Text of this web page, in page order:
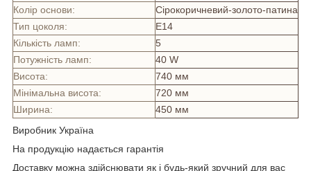
Колір основи:
Сірокоричневий-золото-патина
Тип цоколя:
E14
Кількість ламп:
5
Потужність ламп:
40 W
Висота:
740 мм
Мінімальна висота:
720 мм
Ширина:
450 мм
Виробник Україна
На продукцію надається гарантія
Доставку можна здійснювати як і будь-який зручний для вас